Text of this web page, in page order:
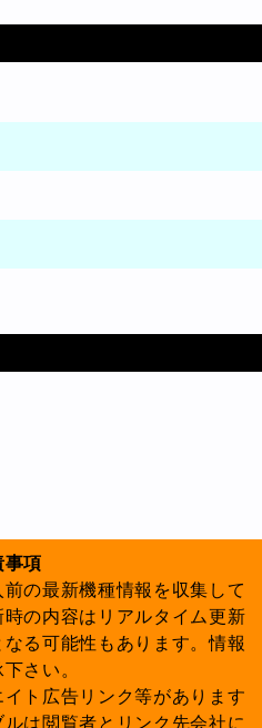
事項
の最新機種情報を収集して
の内容はリアルタイム更新
る可能性もあります。情報
さい。
ト広告リンク等があります
は閲覧者とリンク先会社に